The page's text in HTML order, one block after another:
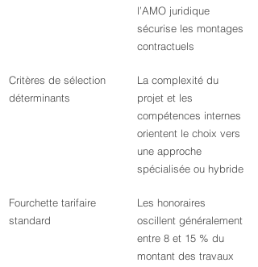
l’AMO juridique
sécurise les montages
contractuels
Critères de sélection
déterminants
La complexité du
projet et les
compétences internes
orientent le choix vers
une approche
spécialisée ou hybride
Fourchette tarifaire
standard
Les honoraires
oscillent généralement
entre 8 et 15 % du
montant des travaux